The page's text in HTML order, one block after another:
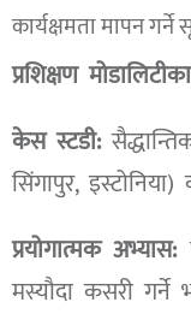
कार्यक्षमता मापन
प्रशिक्षण
केस स्टडी:
सिंगापुर,
प्रयोगात्मक अभ्यास:
मस्यौदा कसरी गर्ने